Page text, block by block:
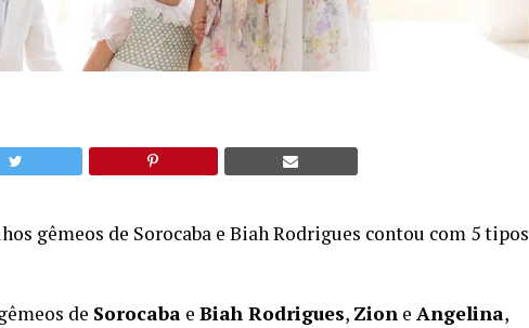
gêmeos de Sorocaba e Biah Rodrigues contou com 5 tipos
de Sorocaba e Biah Rodrigues, Zion e Angelina,